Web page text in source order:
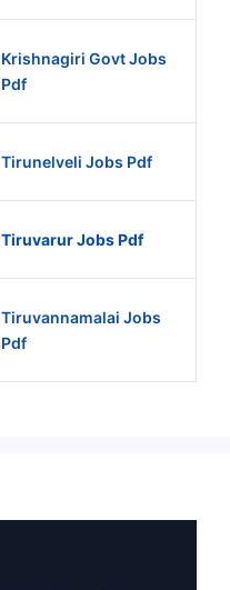
Krishnagiri Govt Jobs
Pdf
Tirunelveli Jobs Pdf
Tiruvarur Jobs Pdf
Tiruvannamalai Jobs
Pdf